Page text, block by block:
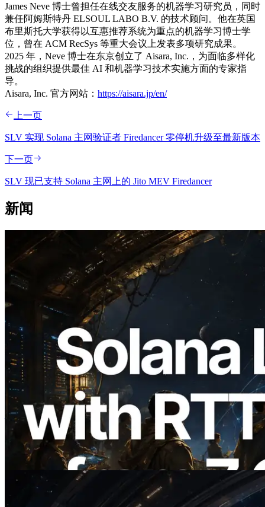
James Neve 博士曾担任在线交友服务的机器学习研究员，同时
兼任阿姆斯特丹 ELSOUL LABO B.V. 的技术顾问。他在英国
布里斯托大学获得以互惠推荐系统为重点的机器学习博士学
位，曾在 ACM RecSys 等重大会议上发表多项研究成果。
2025 年，Neve 博士在东京创立了 Aisara, Inc.，为面临多样化
挑战的组织提供最佳 AI 和机器学习技术实施方面的专家指
导。
Aisara, Inc. 官方网站： https://aisara.jp/en/
上一页
SLV 实现 Solana 主网验证者 Firedancer 零停机升级至最新版本
下一页
SLV 现已支持 Solana 主网上的 Jito MEV Firedancer
新闻
2026.08.05
ERPC 扩展 Solana Leader Slot API：新
增全球 7 个区域的 Ping 测量，Validators
Information API 同步上线
阅读此文章